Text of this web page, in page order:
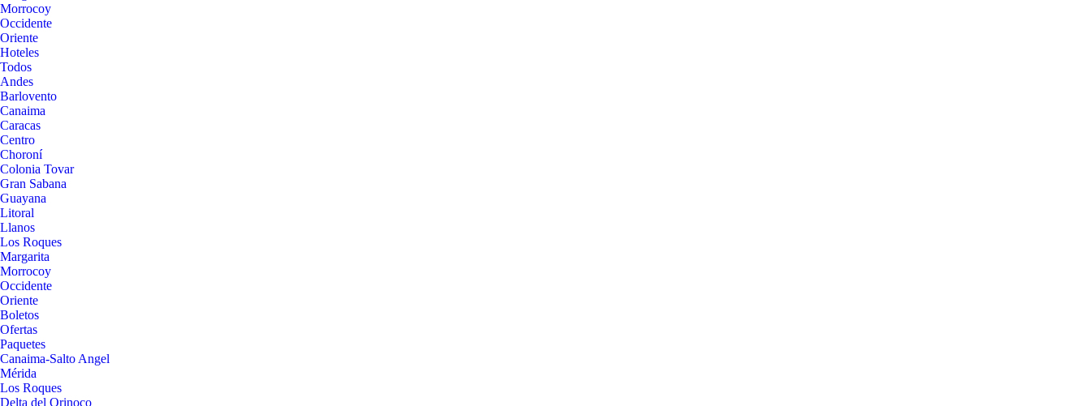
Morrocoy
Occidente
Oriente
Hoteles
Todos
Andes
Barlovento
Canaima
Caracas
Centro
Choroní
Colonia Tovar
Gran Sabana
Guayana
Litoral
Llanos
Los Roques
Margarita
Morrocoy
Occidente
Oriente
Boletos
Ofertas
Paquetes
Canaima-Salto Angel
Mérida
Los Roques
Delta del Orinoco